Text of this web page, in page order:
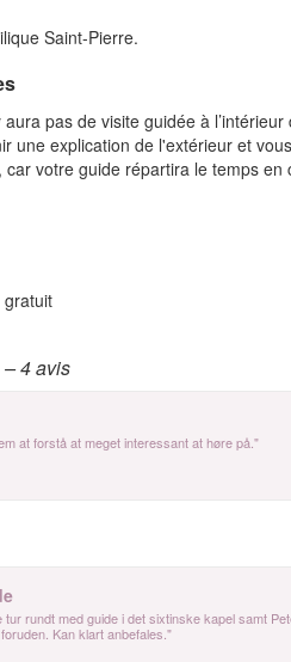
Saint-Pierre.
pas de visite guidée à
une explication de l'extérieur et
votre guide répartira le temps
gratuit
– 4avis
at forstå at meget interessant at høre på."
rundt med guide i det sixtinske kapel samt
Kan klart anbefales."